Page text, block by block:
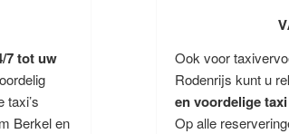
7 tot uw
taxi’s
Berkel en
Ook voor
Rodenrijs kunt u
en voordelige
Op alle